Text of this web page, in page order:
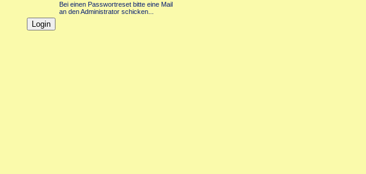
Bei einen Passwortreset bitte eine Mail
an den Administrator schicken...